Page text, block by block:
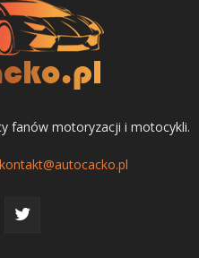
fanów motoryzacji i motocykli.
kontakt@autocacko.pl